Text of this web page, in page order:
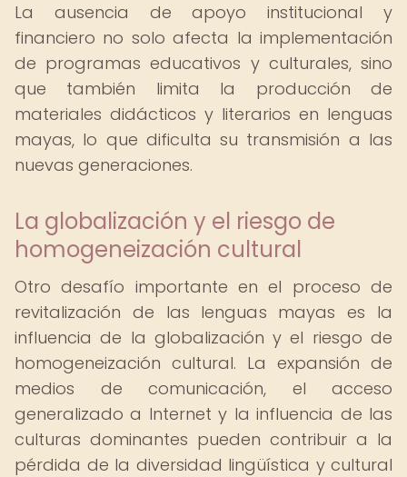
La ausencia de apoyo institucional y
financiero no solo afecta la implementación
de programas educativos y culturales, sino
que también limita la producción de
materiales didácticos y literarios en lenguas
mayas, lo que dificulta su transmisión a las
nuevas generaciones.
La globalización y el riesgo de
homogeneización cultural
Otro desafío importante en el proceso de
revitalización de las lenguas mayas es la
influencia de la globalización y el riesgo de
homogeneización cultural. La expansión de
medios de comunicación, el acceso
generalizado a Internet y la influencia de las
culturas dominantes pueden contribuir a la
pérdida de la diversidad lingüística y cultural